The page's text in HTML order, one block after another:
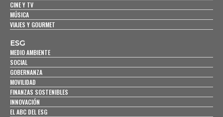
CINE Y TV
MÚSICA
VIAJES Y GOURMET
ESG
MEDIO AMBIENTE
SOCIAL
GOBERNANZA
MOVILIDAD
FINANZAS SOSTENIBLES
INNOVACIÓN
EL ABC DEL ESG